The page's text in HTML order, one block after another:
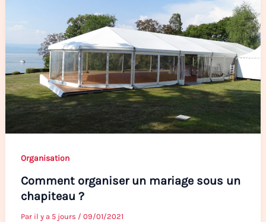
Organisation
Comment organiser un mariage sous un
chapiteau ?
Par il y a 5 jours / 09/01/2021